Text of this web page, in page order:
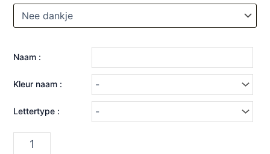
Naam :
Kleur naam :
Lettertype :